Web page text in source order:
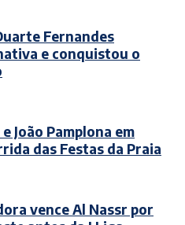
Fernandes
e conquistou o
João Pamplona em
das Festas da Praia
vence Al Nassr por